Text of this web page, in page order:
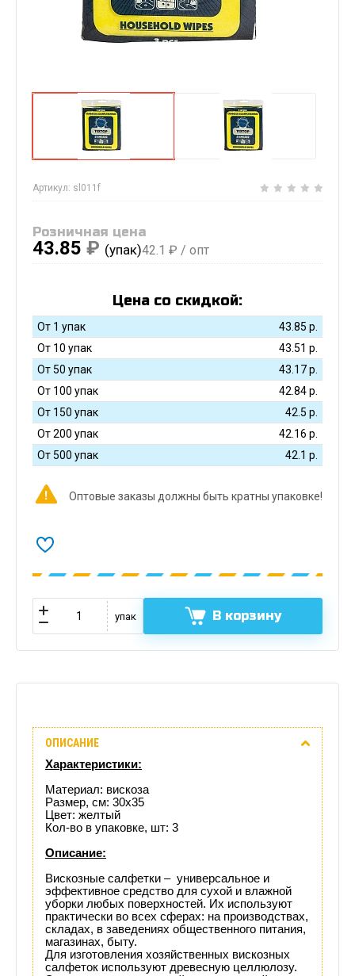
Артикул: sl011f
Розничная цена
43.85 ₽ (упак)42.1 ₽ / опт
Цена со скидкой:
От 1 упак 43.85 р.
От 10 упак
43.51 р.
От 50 упак
43.17р.
От 100 упак
42.84р.
От 150 упак
42.5 р.
От 200 упак
42.16 р.
От 500 упак
42.1 р.
Оптовые заказы должны быть кратны упаковке!
упак В корзину
Отзывы
(0)
Доставка
этого
товара
ОПИСАНИЕ
Характеристики:
Материал: вискоза
Размер, см: 30х35
Цвет: желтый
Кол-во в упаковке, шт: 3
Описание:
Вискозные салфетки – универсальное и
эффективное средство для сухой и влажной
уборки любых поверхностей. Их используют
практически во всех сферах: на производствах,
складах, в заведениях общественного питания,
магазинах, быту.
Для изготовления хозяйственных вискозных
салфеток используют древесную целлюлозу.